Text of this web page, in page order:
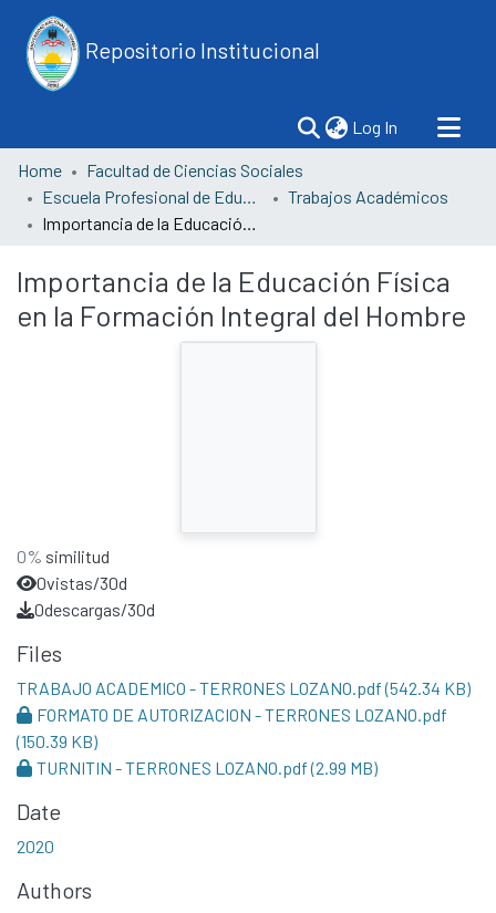
Repositorio Institucional
Log In (current)
Home
Facultad de Ciencias Sociales
Escuela Profesional de Educación
Trabajos Académicos
Importancia de la Educación Física en la Formación Integral del Hombre
Importancia de la Educación Física
en la Formación Integral del Hombre
0% similitud
0vistas/30d
0descargas/30d
Files
TRABAJO ACADEMICO - TERRONES LOZANO.pdf(542.34 KB)
FORMATO DE AUTORIZACION - TERRONES LOZANO.pdf
(150.39 KB)
TURNITIN - TERRONES LOZANO.pdf(2.99 MB)
Date
2020
Authors